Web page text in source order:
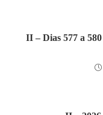
II – Dias 577 a